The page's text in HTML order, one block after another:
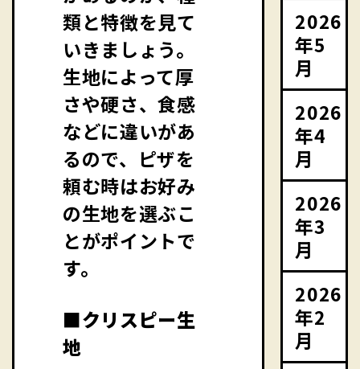
類と特徴を見て
いきましょう。
生地によって厚
さや硬さ、食感
などに違いがあ
るので、ピザを
頼む時はお好み
の生地を選ぶこ
とがポイントで
す。
■クリスピー生
地
2026
年5
月
2026
年4
月
2026
年3
月
2026
年2
月